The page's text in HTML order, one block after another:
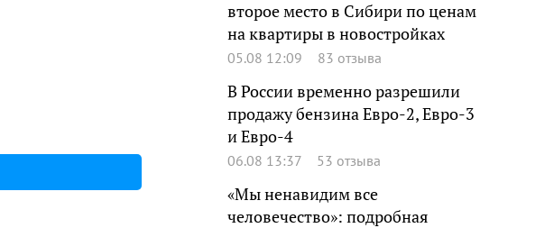
второе место в Сибири по ценам
на квартиры в новостройках
05.08 12:09 83 отзыва
В России временно разрешили
продажу бензина Евро-2, Евро-3
и Евро-4
06.08 13:37 53 отзыва
«Мы ненавидим все
человечество»: подробная